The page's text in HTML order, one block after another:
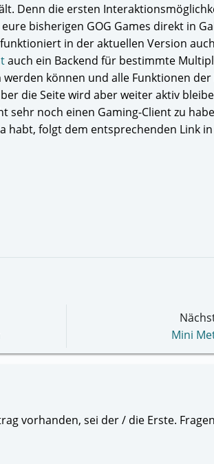
Denn die ersten
bisherigen GOG Games direkt in
in der aktuellen Version
auch ein Backend für bestimmte
können und alle Funktionen
die Seite wird aber weiter aktiv
noch einen Gaming-Client zu
habt, folgt dem entsprechenden Link
Mini
vorhanden, sei der / die Erste.